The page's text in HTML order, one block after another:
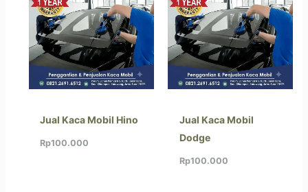
Jual Kaca Mobil Hino
Rp100.000
Jual Kaca Mobil
Dodge
Rp100.000